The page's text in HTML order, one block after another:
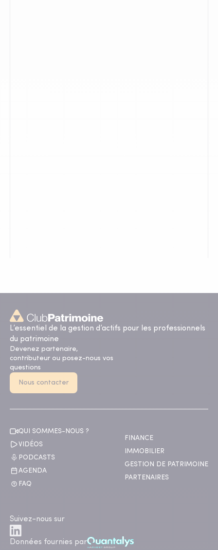
L’essentiel de la gestion d’actifs pour les professionnels
du patrimoine
Devenez partenaire,
contributeur ou posez-nous vos
questions
Nous contacter
QUI SOMMES-NOUS ?
VIDÉOS
PODCASTS
AGENDA
FAQ
FINANCE
IMMOBILIER
GESTION DE PATRIMOINE
PARTENAIRES
Suivez-nous sur
Données fournies par